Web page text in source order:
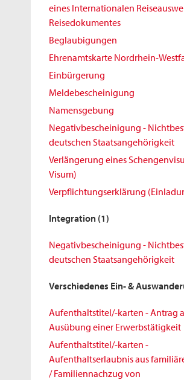
eines Internationalen
Reisedokumentes
Beglaubigungen
Ehrenamtskarte Nordrhein-
Einbürgerung
Meldebescheinigung
Namensgebung
Negativbescheinigung -
deutschen Staatsangehörigkeit
Verlängerung eines
Visum)
Verpflichtungserklärung
Integration (1)
Negativbescheinigung -
deutschen Staatsangehörigkeit
Verschiedenes Ein- &
Aufenthaltstitel/-karten - Antrag
Ausübung einer Erwerbstätigkeit
Aufenthaltstitel/-karten -
Aufenthaltserlaubnis aus
/ Familiennachzug von